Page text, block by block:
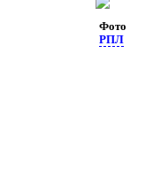
Фото
РПЛ